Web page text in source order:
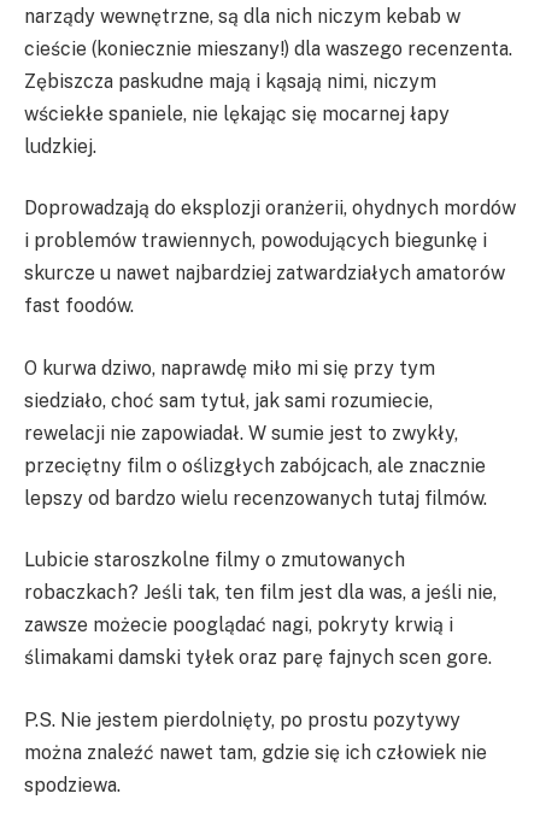
narządy wewnętrzne, są dla nich niczym kebab w
cieście (koniecznie mieszany!) dla waszego recenzenta.
Zębiszcza paskudne mają i kąsają nimi, niczym
wściekłe spaniele, nie lękając się mocarnej łapy
ludzkiej.
Doprowadzają do eksplozji oranżerii, ohydnych mordów
i problemów trawiennych, powodujących biegunkę i
skurcze u nawet najbardziej zatwardziałych amatorów
fast foodów.
O kurwa dziwo, naprawdę miło mi się przy tym
siedziało, choć sam tytuł, jak sami rozumiecie,
rewelacji nie zapowiadał. W sumie jest to zwykły,
przeciętny film o oślizgłych zabójcach, ale znacznie
lepszy od bardzo wielu recenzowanych tutaj filmów.
Lubicie staroszkolne filmy o zmutowanych
robaczkach? Jeśli tak, ten film jest dla was, a jeśli nie,
zawsze możecie pooglądać nagi, pokryty krwią i
ślimakami damski tyłek oraz parę fajnych scen gore.
P.S. Nie jestem pierdolnięty, po prostu pozytywy
można znaleźć nawet tam, gdzie się ich człowiek nie
spodziewa.